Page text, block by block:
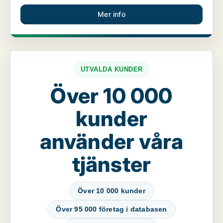
Mer info
UTVALDA KUNDER
Över 10 000
kunder
använder våra
tjänster
Över 10 000 kunder
Över 95 000 företag i databasen